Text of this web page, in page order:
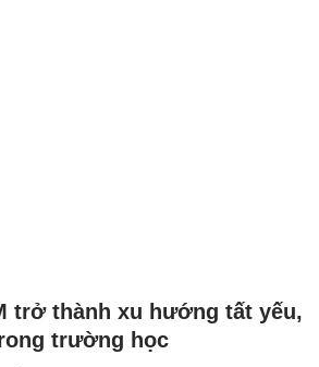
trở thành xu hướng tất yếu,
trường học